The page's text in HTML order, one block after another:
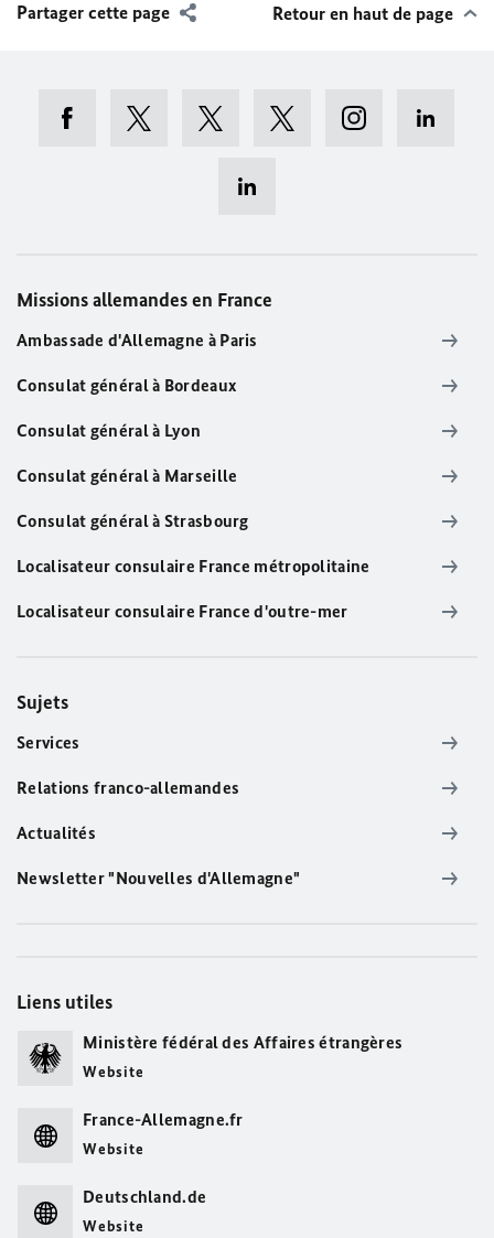
Partager cette page Retour en haut de page
Missions allemandes en France
Ambassade d'Allemagne à Paris
Consulat général à Bordeaux
Consulat général à Lyon
Consulat général à Marseille
Consulat général à Strasbourg
Localisateur consulaire France métropolitaine
Localisateur consulaire France d'outre-mer
Sujets
Services
Relations franco-allemandes
Actualités
Newsletter "Nouvelles d'Allemagne"
Liens utiles
Ministère fédéral des Affaires étrangères
Website
France-Allemagne.fr
Website
Deutschland.de
Website